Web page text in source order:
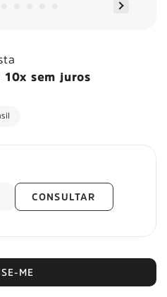
10x sem juros
CONSULTAR
ME